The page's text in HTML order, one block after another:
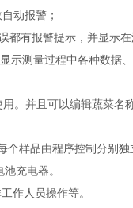
动报警；
都有报警提示，并显示在
示测量过程中各种数据
。并且可以编辑蔬菜名
样品由程序控制分别独
充电器。
作人员操作等。